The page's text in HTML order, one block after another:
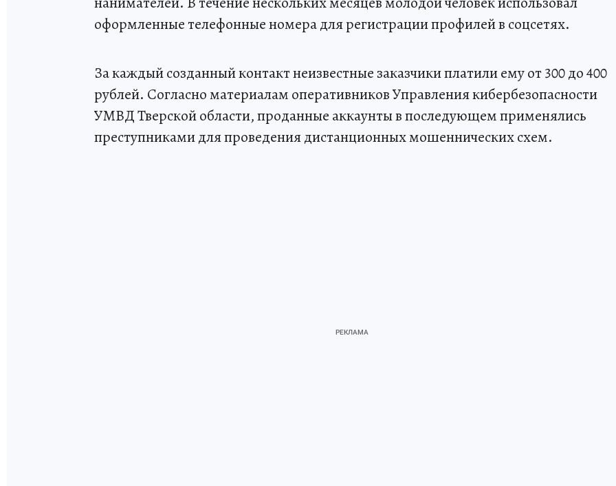
оформленные телефонные номера для регистрации профилей в соцсетях.
За каждый созданный контакт неизвестные заказчики платили ему от 300 до 400
рублей. Согласно материалам оперативников Управления кибербезопасности
УМВД Тверской области, проданные аккаунты в последующем применялись
преступниками для проведения дистанционных мошеннических схем.